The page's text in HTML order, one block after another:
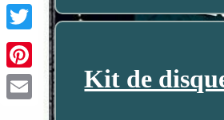
Kit de